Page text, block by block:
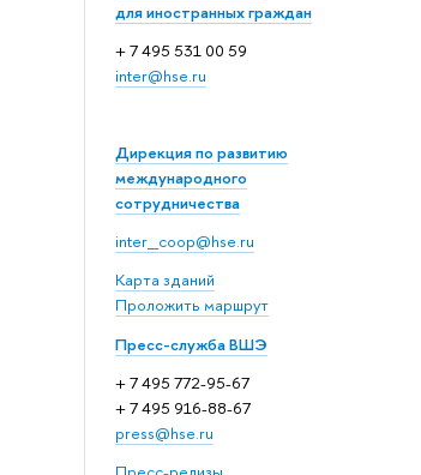
для иностранных граждан
+ 7 495 531 00 59
inter@hse.ru
Дирекция по развитию
международного
сотрудничества
inter_coop@hse.ru
Карта зданий
Проложить маршрут
Пресс-служба ВШЭ
+ 7 495 772-95-67
+ 7 495 916-88-67
press@hse.ru